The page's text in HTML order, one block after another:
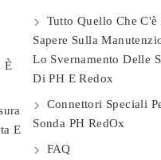
È
E
Tutto Quello Che C'è
Sapere Sulla
Lo Svernamento Delle
Di PH E Redox
Connettori Speciali
Sonda PH RedOx
FAQ